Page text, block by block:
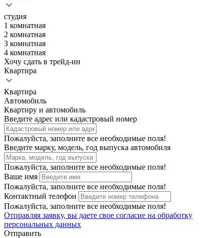
студия
1 комнатная
2 комнатная
3 комнатная
4 комнатная
Хочу сдать в трейд-ин
Квартира
Квартира
Автомобиль
Квартиру и автомобиль
Введите адрес или кадастровый номер
Пожалуйста, заполните все необходимые поля!
Введите марку, модель, год выпуска автомобиля
Пожалуйста, заполните все необходимые поля!
Ваше имя
Пожалуйста, заполните все необходимые поля!
Контактный телефон
Пожалуйста, заполните все необходимые поля!
Отправляя заявку, вы даете свое согласие на обработку
персональных данных
Отправить